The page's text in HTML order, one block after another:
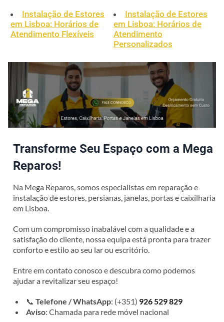
Instalação de Estores
em Lisboa: Horários de
Atendimento Flexíveis
Instalação de Estores
em Lisboa: Horários de
Atendimento
Personalizados
Transforme Seu Espaço com a Mega
Reparos!
Na Mega Reparos, somos especialistas em reparação e
instalação de estores, persianas, janelas, portas e caixilharia
em Lisboa.
Com um compromisso inabalável com a qualidade e a
satisfação do cliente, nossa equipa está pronta para trazer
conforto e estilo ao seu lar ou escritório.
Entre em contato conosco e descubra como podemos
ajudar a revitalizar seu espaço!
📞Telefone / WhatsApp: (+351) 926 529 829
Aviso: Chamada para rede móvel nacional